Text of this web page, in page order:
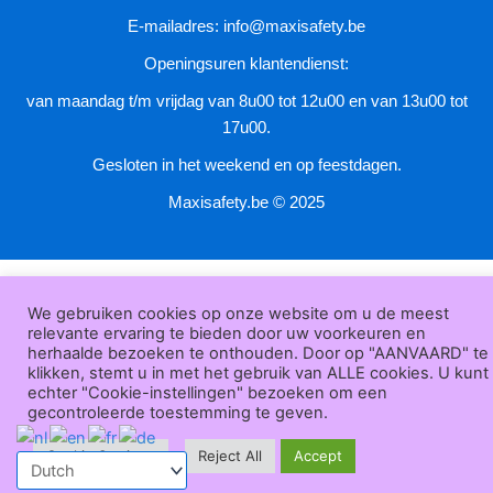
E-mailadres: info@maxisafety.be
Openingsuren klantendienst:
van maandag t/m vrijdag van 8u00 tot 12u00 en van 13u00 tot
17u00.
Gesloten in het weekend en op feestdagen.
Maxisafety.be © 2025
We gebruiken cookies op onze website om u de meest
relevante ervaring te bieden door uw voorkeuren en
herhaalde bezoeken te onthouden. Door op "AANVAARD" te
klikken, stemt u in met het gebruik van ALLE cookies. U kunt
echter "Cookie-instellingen" bezoeken om een
gecontroleerde toestemming te geven.
Cookie Settings Reject All Accept